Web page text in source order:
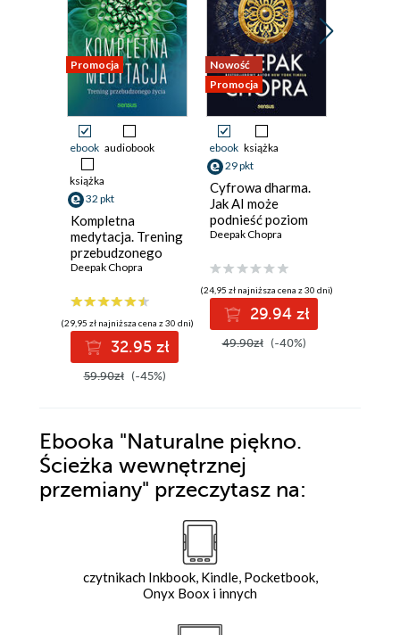
Promocja
ebook audiobook
książka
32 pkt
Kompletna
medytacja. Trening
przebudzonego
życia
Deepak Chopra
(29,95 zł najniższa cena z 30 dni)
32.95 zł
59.90zł (-45%)
Nowość
Promocja
ebook książka
29 pkt
Cyfrowa dharma.
Jak AI może
podnieść poziom
inteligencji
poczucia
osobistego
dobrostanu
Deepak Chopra
(24,95 zł najniższa cena z 30 dni)
29.94 zł
49.90zł (-40%)
Ebooka "Naturalne piękno.
Ścieżka wewnętrznej
przemiany" przeczytasz na:
czytnikach Inkbook, Kindle, Pocketbook,
Onyx Boox i innych